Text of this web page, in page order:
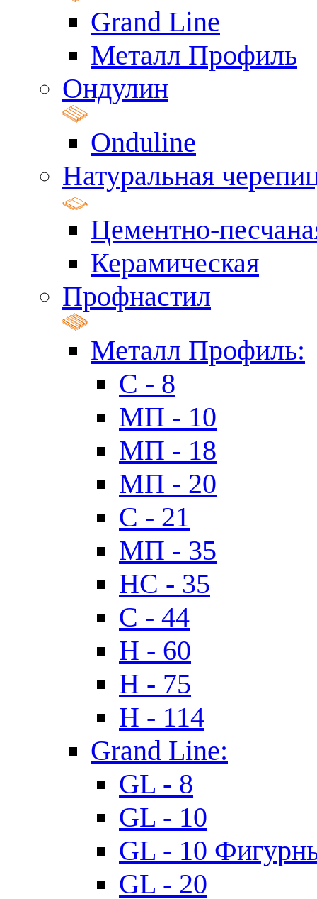
Grand Line
Металл Профиль
Ондулин
Onduline
Натуральная
Цементно-
Керамическая
Профнастил
Металл Профиль:
C - 8
МП - 10
МП - 18
МП - 20
C - 21
МП - 35
HC - 35
C - 44
H - 60
H - 75
H - 114
Grand Line:
GL - 8
GL - 10
GL - 10
GL - 20